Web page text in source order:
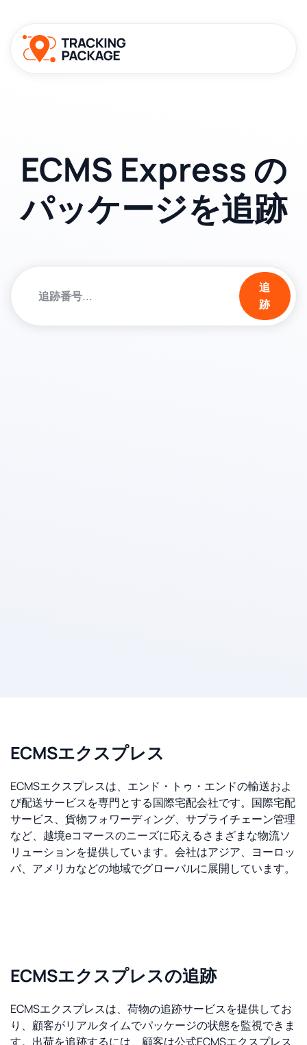
ECMS Express の
パッケージを追跡
追
跡
ECMSエクスプレス
ECMSエクスプレスは、エンド・トゥ・エンドの輸送およ
び配送サービスを専門とする国際宅配会社です。国際宅配
サービス、貨物フォワーディング、サプライチェーン管理
など、越境eコマースのニーズに応えるさまざまな物流ソ
リューションを提供しています。会社はアジア、ヨーロッ
パ、アメリカなどの地域でグローバルに展開しています。
ECMSエクスプレスの追跡
ECMSエクスプレスは、荷物の追跡サービスを提供してお
り、顧客がリアルタイムでパッケージの状態を監視できま
す。出荷を追跡するには、顧客は公式ECMSエクスプレス